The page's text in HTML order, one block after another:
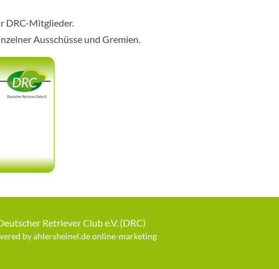
DRC-Mitglieder.
Ausschüsse und Gremien.
Retriever Club e.V. (DRC)
by ahlersheinel.de online-marketing